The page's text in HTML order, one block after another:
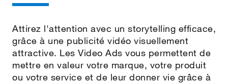
Attirez l'attention avec un storytelling efficace,
grâce à une publicité vidéo visuellement
attractive. Les Video Ads vous permettent de
mettre en valeur votre marque, votre produit
ou votre service et de leur donner vie grâce à